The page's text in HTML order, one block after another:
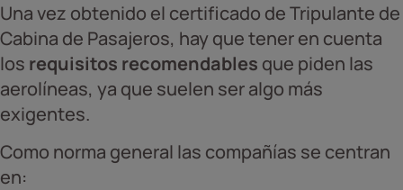
Una vez obtenido el certificado de Tripulante de
Cabina de Pasajeros, hay que tener en cuenta
los requisitos recomendables que piden las
aerolíneas, ya que suelen ser algo más
exigentes.
Como norma general las compañías se centran
en: